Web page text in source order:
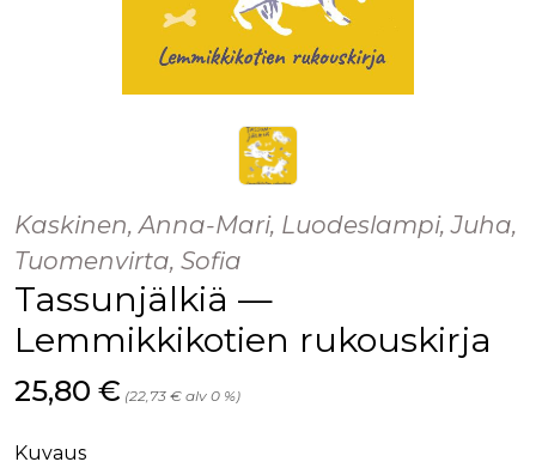
Kaskinen, Anna-Mari, Luodeslampi, Juha,
Tuomenvirta, Sofia
Tassunjälkiä —
Lemmikkikotien rukouskirja
Hinta nyt
25,80 € (22,73 € alv 0 %)
Kuvaus